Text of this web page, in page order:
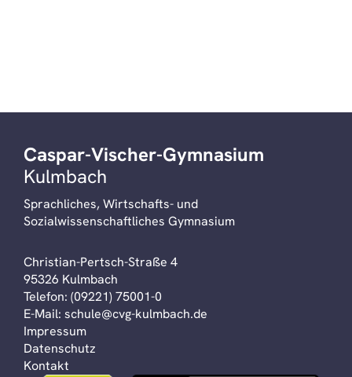
Caspar-Vischer-Gymnasium
Kulmbach
Sprachliches, Wirtschafts- und
Sozialwissenschaftliches Gymnasium
Christian-Pertsch-Straße 4
95326 Kulmbach
Telefon: (09221) 75001-0
E-Mail: schule@cvg-kulmbach.de
Impressum
Datenschutz
Kontakt